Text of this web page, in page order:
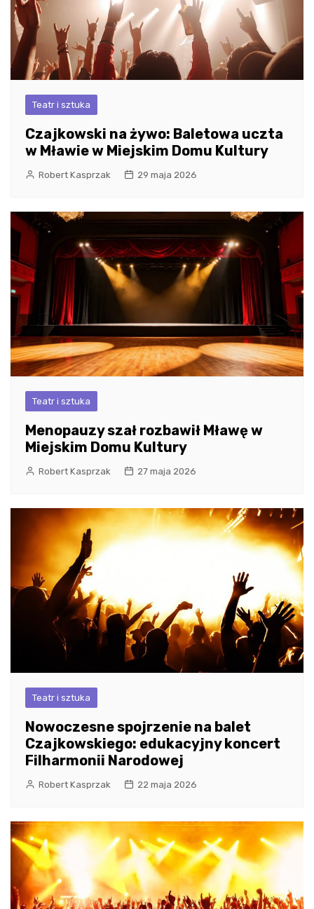
Teatr i sztuka
Czajkowski na żywo: Baletowa uczta
w Mławie w Miejskim Domu Kultury
Robert Kasprzak 29 maja 2026
Teatr i sztuka
Menopauzy szał rozbawił Mławę w
Miejskim Domu Kultury
Robert Kasprzak 27 maja 2026
Teatr i sztuka
Nowoczesne spojrzenie na balet
Czajkowskiego: edukacyjny koncert
Filharmonii Narodowej
Robert Kasprzak 22 maja 2026